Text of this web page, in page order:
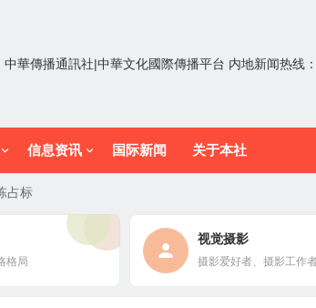
中華傳播通訊社|中華文化國際傳播平台 内地新闻热线
信息资讯 国际新闻 关于本社
占标
格局
视觉摄影
摄影爱好者、摄影工作